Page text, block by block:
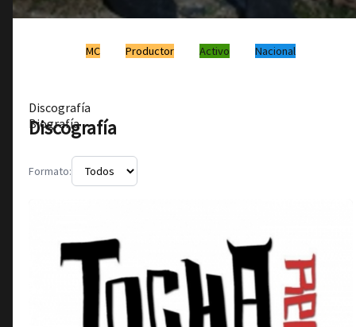
MC Productor Activo Nacional
Discografía
Biografía
Discografía
Formato: